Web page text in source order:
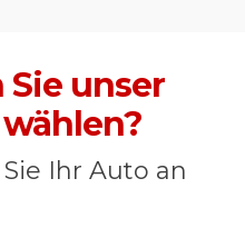
unser
Ihr Auto an